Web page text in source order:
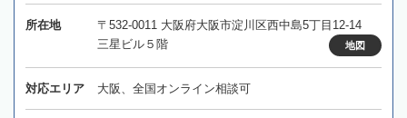
所在地
〒532-0011 大阪府大阪市淀川区西中島5丁目12-14
三星ビル５階
地図
対応エリア 大阪、全国オンライン相談可